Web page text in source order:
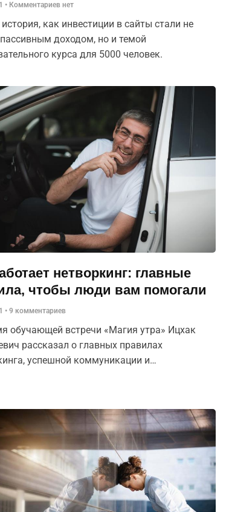
Комментариев нет
как инвестиции в сайты стали не
доходом, но и темой
курса для 5000 человек.
нетворкинг: главные
чтобы люди вам помогали
9 комментариев
обучающей встречи «Магия утра» Ицхак
рассказал о главных правилах
успешной коммуникации и